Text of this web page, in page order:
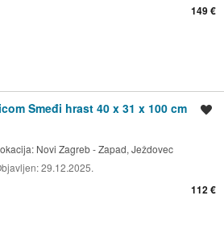
149 €
Smeđi hrast 40 x 31 x 100 cm
Novi Zagreb - Zapad, Ježdovec
29.12.2025.
112 €